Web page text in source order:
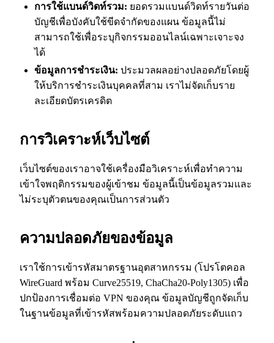
การใช้แบนด์วิดท์รวม: ยอดรวมแบนด์วิดท์รายวันต่อ
บัญชีเพื่อบังคับใช้ขีดจำกัดของแผน ข้อมูลนี้ไม่
สามารถใช้เพื่อระบุกิจกรรมออนไลน์เฉพาะเจาะจง
ได้
ข้อมูลการชำระเงิน: ประมวลผลอย่างปลอดภัยโดยผู้
ให้บริการชำระเงินบุคคลที่สาม เราไม่จัดเก็บราย
ละเอียดบัตรเครดิต
การวิเคราะห์เว็บไซต์
เว็บไซต์ของเราอาจใช้เครื่องมือวิเคราะห์เพื่อทำความ
เข้าใจพฤติกรรมของผู้เข้าชม ข้อมูลนี้เป็นข้อมูลรวมและ
ไม่ระบุตัวตนของคุณเป็นการส่วนตัว
ความปลอดภัยของข้อมูล
เราใช้การเข้ารหัสมาตรฐานอุตสาหกรรม (โปรโตคอล
WireGuard พร้อม Curve25519, ChaCha20-Poly1305) เพื่อ
ปกป้องการเชื่อมต่อ VPN ของคุณ ข้อมูลบัญชีถูกจัดเก็บ
ในฐานข้อมูลที่เข้ารหัสพร้อมความปลอดภัยระดับแถว